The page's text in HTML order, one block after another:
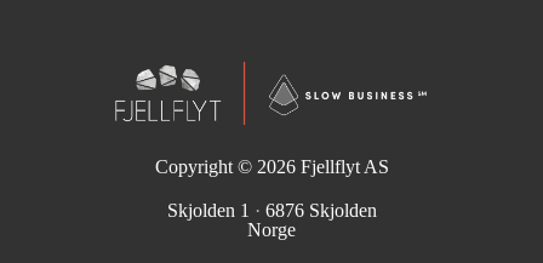
Copyright © 2026 Fjellflyt AS
Skjolden 1 · 6876 Skjolden
Norge